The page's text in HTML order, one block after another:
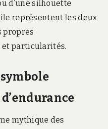
d’une silhouette
représentent les deux
propres
et particularités.
mythique des